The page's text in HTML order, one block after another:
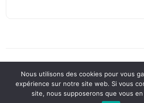
Back to Top
Nous utilisons des cookies pour vous
expérience sur notre site web. Si vous
site, nous supposerons que vous